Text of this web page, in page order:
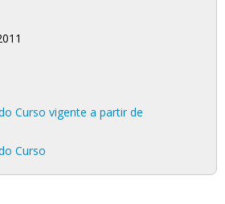
Curso vigente a partir de
Curso